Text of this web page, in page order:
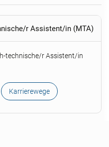
r Assistent/in (MTA)
technische/r Assistent/in
Karrierewege